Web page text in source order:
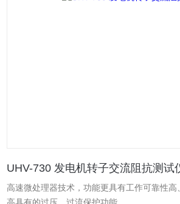
UHV-730 发电机转子交流阻抗测试
高速微处理器技术，功能更具有工作可靠性